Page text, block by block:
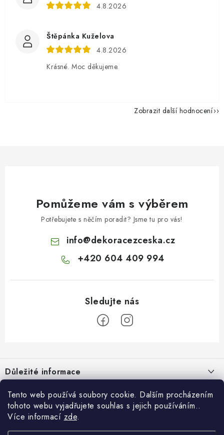
Tento web používá soubory cookie. Dalším procházením
tohoto webu vyjadřujete souhlas s jejich používáním..
Více informací zde.
4.8.2026
Štěpánka Kuželova
4.8.2026
Krásné. Moc děkujeme.
Zobrazit další hodnocení
Pomůžeme vám s výběrem
Potřebujete s něčím poradit? Jsme tu pro vás!
info@dekoracezceska.cz
+420 604 409 994
pDůležité informace
Doprava a platba
Obchodní podmínky
Vrácení zboží
Pro zákazníky
Svatební dárkový box pro novomanžele - překvapte originálním
dárkem!
Blog